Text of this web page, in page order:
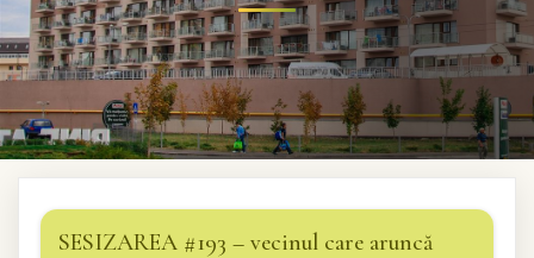
SESIZAREA #193 – vecinul care aruncă